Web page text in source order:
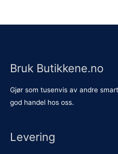
Bruk Butikkene.no
Gjør som tusenvis av andre
god handel hos oss.
Levering